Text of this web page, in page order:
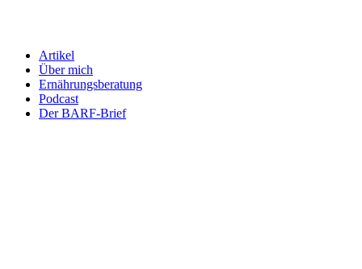
Artikel
Über mich
Ernährungsberatung
Podcast
Der BARF-Brief